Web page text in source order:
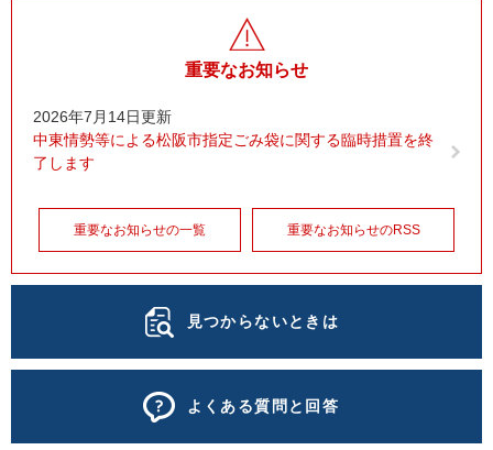
重要なお知らせ
2026年7月14日更新
中東情勢等による松阪市指定ごみ袋に関する臨時措置を終
了します
重要なお知らせの一覧 重要なお知らせのRSS
見つからないときは
よくある質問と回答